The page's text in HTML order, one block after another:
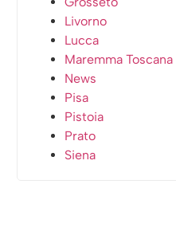
Livorno
Lucca
Maremma Toscana
News
Pisa
Pistoia
Prato
Siena